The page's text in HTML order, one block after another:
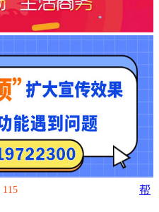
115
帮